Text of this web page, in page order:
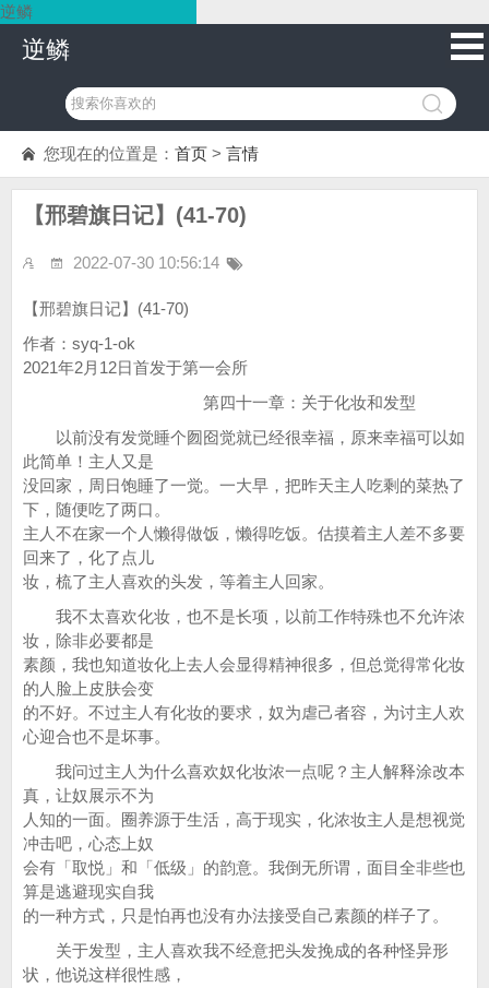
逆鳞
逆鳞
您现在的位置是： 首页 > 言情
【邢碧旗日记】(41-70)
2022-07-30 10:56:14
【邢碧旗日记】(41-70)
作者：syq-1-ok
2021年2月12日首发于第一会所
第四十一章：关于化妆和发型
以前没有发觉睡个囫囵觉就已经很幸福，原来幸福可以如
此简单！主人又是
没回家，周日饱睡了一觉。一大早，把昨天主人吃剩的菜热了
下，随便吃了两口。
主人不在家一个人懒得做饭，懒得吃饭。估摸着主人差不多要
回来了，化了点儿
妆，梳了主人喜欢的头发，等着主人回家。
我不太喜欢化妆，也不是长项，以前工作特殊也不允许浓
妆，除非必要都是
素颜，我也知道妆化上去人会显得精神很多，但总觉得常化妆
的人脸上皮肤会变
的不好。不过主人有化妆的要求，奴为虐己者容，为讨主人欢
心迎合也不是坏事。
我问过主人为什么喜欢奴化妆浓一点呢？主人解释涂改本
真，让奴展示不为
人知的一面。圈养源于生活，高于现实，化浓妆主人是想视觉
冲击吧，心态上奴
会有「取悦」和「低级」的韵意。我倒无所谓，面目全非些也
算是逃避现实自我
的一种方式，只是怕再也没有办法接受自己素颜的样子了。
关于发型，主人喜欢我不经意把头发挽成的各种怪异形
状，他说这样很性感，